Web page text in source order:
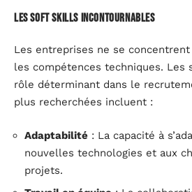
Les soft skills incontournables
Les entreprises ne se
les compétences techniques.
rôle déterminant dans le
plus recherchées incluent :
Adaptabilité : La capacité à
nouvelles technologies et aux
projets.